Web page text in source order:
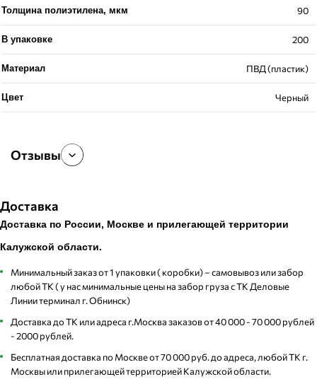
Толщина полиэтилена, мкм 90
В упаковке 200
Материал ПВД (пластик)
Цвет Черный
Отзывы
Доставка
Доставка по России, Москве и прилегающей территории
Калужской области.
Минимальный заказ от 1 упаковки ( коробки) – самовывоз или забор
любой ТК ( у нас минимальные цены на забор груза с ТК Деловые
Линии терминал г. Обнинск)
Доставка до ТК или адреса г.Москва заказов от 40 000 - 70 000 рублей
- 2000 рублей.
Бесплатная доставка по Москве от 70 000 руб. до адреса, любой ТК г.
Москвы или прилегающей территорией Калужской области.